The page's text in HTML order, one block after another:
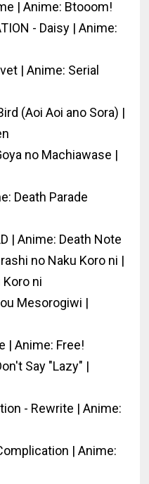
| Anime: Btooom!
- Daisy | Anime:
| Anime: Serial
(Aoi Aoi ano Sora) |
no Machiawase |
Death Parade
| Anime: Death Note
no Naku Koro ni |
ni
Mesorogiwi |
| Anime: Free!
Say "Lazy" |
- Rewrite | Anime:
| Anime: